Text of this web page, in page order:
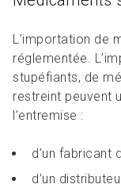
L’importation de
réglementée.
stupéfiants, de
restreint peuvent
l’entremise :
d’un fabricant
d’un